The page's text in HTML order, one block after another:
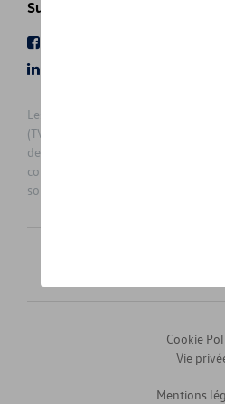
Suivez nous
Les prix affichés sur le présent site
(TVAc), hors éventuels frais de
de vente actuel et les éventuels frais
contacter votre concessionnaire/
sont sujets à des changements sans
Mentions
Cookie
Vie